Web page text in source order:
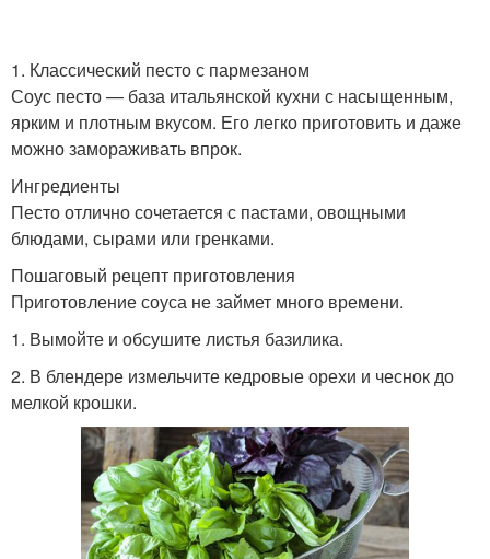
1. Классический песто с пармезаном
Соус песто — база итальянской кухни с насыщенным,
ярким и плотным вкусом. Его легко приготовить и даже
можно замораживать впрок.
Ингредиенты
Песто отлично сочетается с пастами, овощными
блюдами, сырами или гренками.
Пошаговый рецепт приготовления
Приготовление соуса не займет много времени.
1. Вымойте и обсушите листья базилика.
2. В блендере измельчите кедровые орехи и чеснок до
мелкой крошки.